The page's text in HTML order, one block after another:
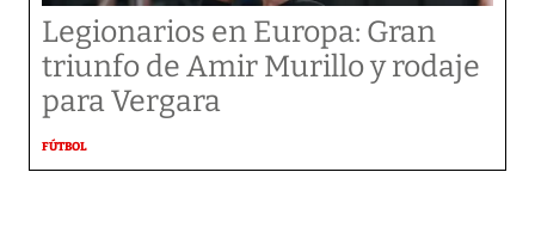
Legionarios en Europa: Gran
triunfo de Amir Murillo y rodaje
para Vergara
FÚTBOL